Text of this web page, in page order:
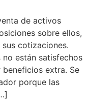
de activos
sobre ellos,
cotizaciones.
están satisfechos
extra. Se
porque las